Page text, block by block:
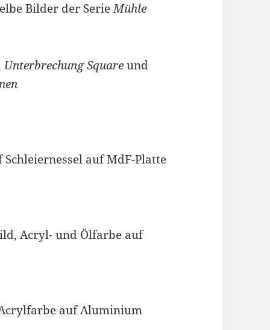
Bilder der SerieMühle
Unterbrechung Squareund
auf MdF-Platte
Acryl- und Ölfarbe auf
auf Aluminium